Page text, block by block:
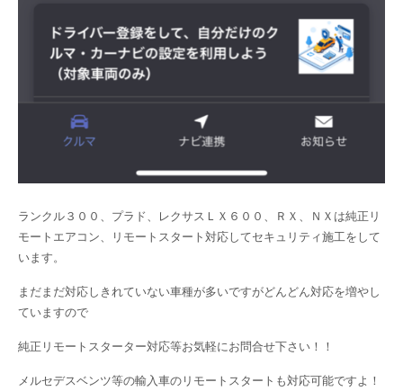
ランクル３００、プラド、レクサスＬＸ６００、ＲＸ、ＮＸは純正リ
モートエアコン、リモートスタート対応してセキュリティ施工をして
います。
まだまだ対応しきれていない車種が多いですがどんどん対応を増やし
ていますので
純正リモートスターター対応等お気軽にお問合せ下さい！！
メルセデスベンツ等の輸入車のリモートスタートも対応可能ですよ！